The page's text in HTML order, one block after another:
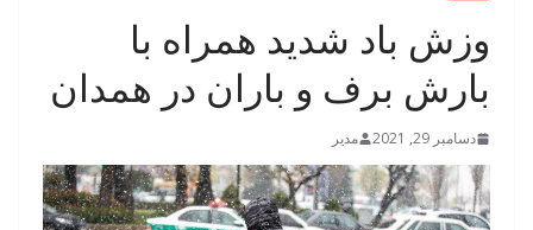
وزش باد شدید همراه با
بارش برف و باران در همدان
دسامبر 29, 2021 مدیر